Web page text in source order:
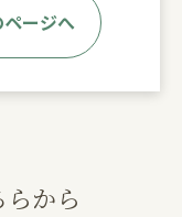
ページへ
から